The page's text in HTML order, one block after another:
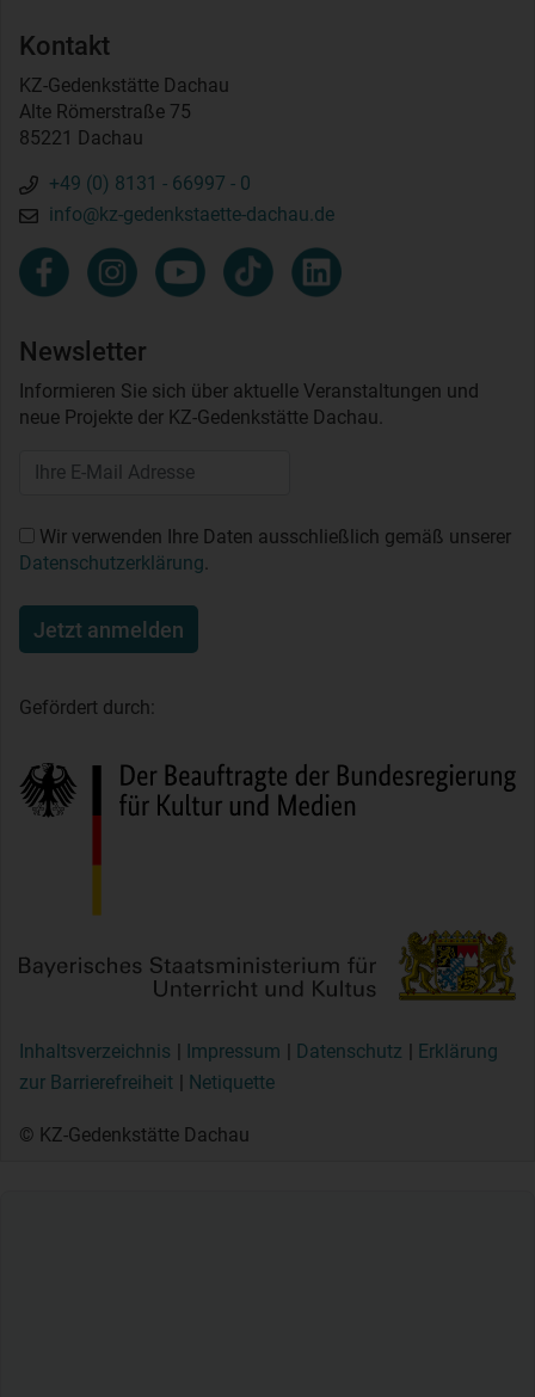
Kontakt
KZ-Gedenkstätte Dachau
Alte Römerstraße 75
85221 Dachau
+49 (0) 8131 - 66997 - 0
info@kz-gedenkstaette-dachau.de
Newsletter
Informieren Sie sich über aktuelle Veranstaltungen und
neue Projekte der KZ-Gedenkstätte Dachau.
Wir verwenden Ihre Daten ausschließlich gemäß unserer
Datenschutzerklärung.
Jetzt anmelden
Gefördert durch:
Inhaltsverzeichnis Impressum Datenschutz
Erklärung
zur Barrierefreiheit
Netiquette
© KZ-Gedenkstätte Dachau